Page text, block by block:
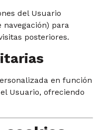
del Usuario
para
posteriores.
en función
Usuario, ofreciendo